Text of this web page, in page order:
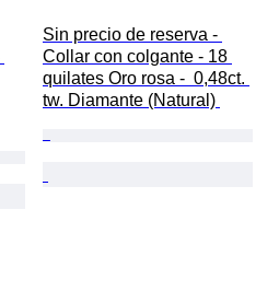
Sin precio de reserva -
Collar con colgante - 18
quilates Oro rosa -  0,48ct.
tw. Diamante (Natural)